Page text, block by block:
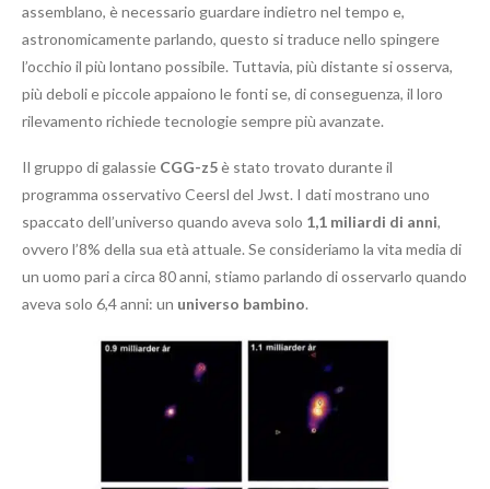
assemblano, è necessario guardare indietro nel tempo e,
astronomicamente parlando, questo si traduce nello spingere
l’occhio il più lontano possibile. Tuttavia, più distante si osserva,
più deboli e piccole appaiono le fonti se, di conseguenza, il loro
rilevamento richiede tecnologie sempre più avanzate.
Il gruppo di galassie CGG-z5è stato trovato durante il
programma osservativo Ceersl del Jwst. I dati mostrano uno
spaccato dell’universo quando aveva solo 1,1 miliardi di anni,
ovvero l’8% della sua età attuale. Se consideriamo la vita media di
un uomo pari a circa 80 anni, stiamo parlando di osservarlo quando
aveva solo 6,4 anni: un universo bambino.